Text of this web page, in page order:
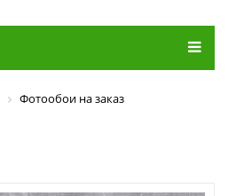
Фотообои на заказ